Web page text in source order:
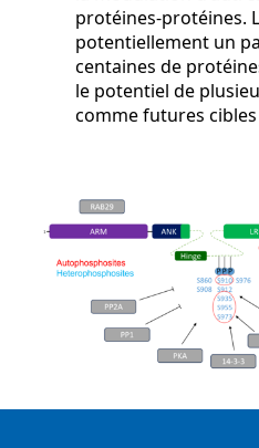
protéines-protéines.
potentiellement un
centaines de
le potentiel de
comme futures